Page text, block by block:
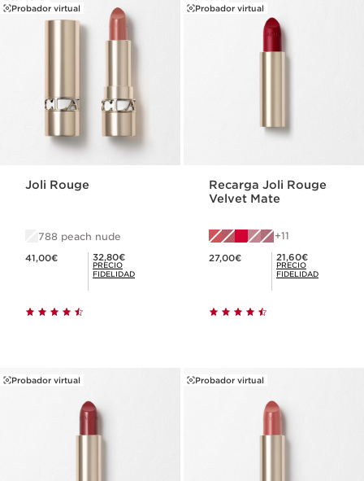
Probador virtual
Joli Rouge
788 peach nude
41,00€ Precio Fidelidad 32,80€
32,80€
PRECIO
FIDELIDAD
Probador virtual
Recarga Joli Rouge
Velvet Mate
11
27,00€ Precio Fidelidad 21,60€
21,60€
PRECIO
FIDELIDAD
Probador virtual Probador virtual